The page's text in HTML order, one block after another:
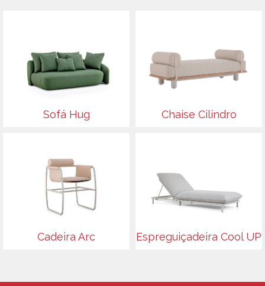
Sofá Hug Chaise Cilindro
Cadeira Arc Espreguiçadeira Cool UP